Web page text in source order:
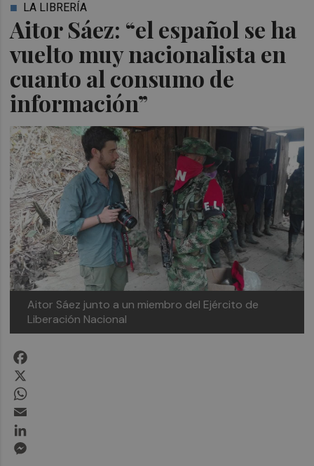
Aitor Sáez: “el español se ha
vuelto muy nacionalista en
cuanto al consumo de
información”
LA LIBRERÍA
Aitor Sáez junto a un miembro del Ejército de
Liberación Nacional